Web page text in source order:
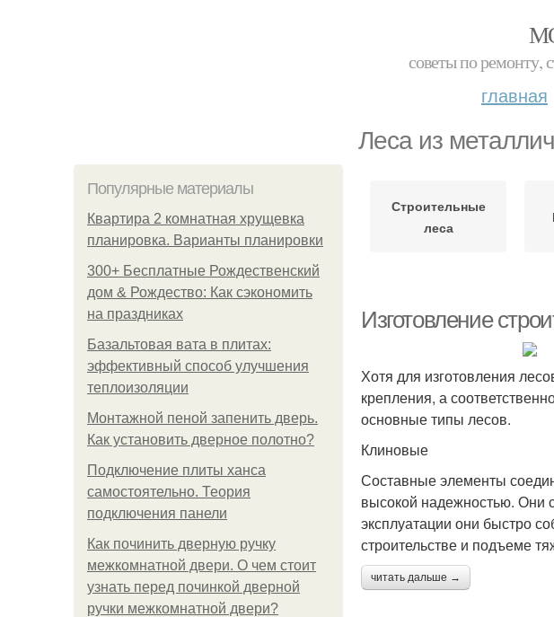
советы по ремонту,
главная
Леса из
Популярные материалы
Квартира 2 комнатная хрущевка
планировка. Варианты планировки
300+ Бесплатные Рождественский
дом & Рождество: Как сэкономить
на праздниках
Базальтовая вата в плитах:
эффективный способ улучшения
теплоизоляции
Монтажной пеной запенить дверь.
Как установить дверное полотно?
Подключение плиты ханса
самостоятельно. Теория
подключения панели
Как починить дверную ручку
межкомнатной двери. О чем стоит
узнать перед починкой дверной
ручки межкомнатной двери?
Строительные
леса
Изготовление
Хотя для изготовления
крепления, а
основные типы лесов.
Клиновые
Составные элементы
высокой надежностью. Они
эксплуатации они быстро
строительстве и подъеме
читать дальше →